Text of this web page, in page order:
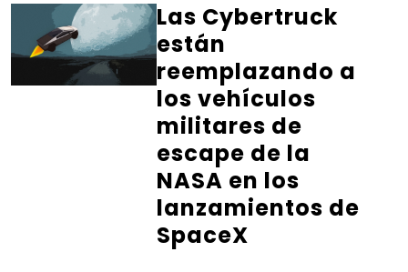
Las Cybertruck
están
reemplazando a
los vehículos
militares de
escape de la
NASA en los
lanzamientos de
SpaceX